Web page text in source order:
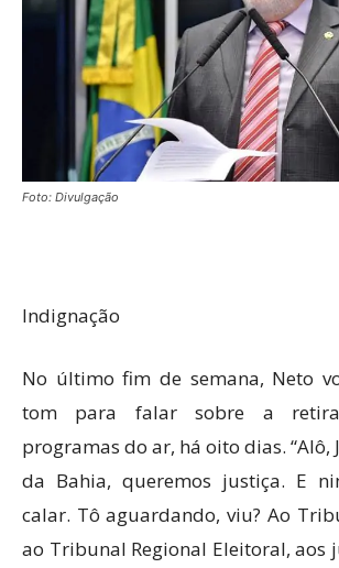
Foto: Divulgação
Indignação
No último fim de semana, Neto
tom para falar sobre a
programas do ar, há oito dias. “Alô,
da Bahia, queremos justiça. E
calar. Tô aguardando, viu? Ao
ao Tribunal Regional Eleitoral, aos